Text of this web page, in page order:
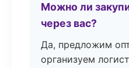
Можно ли
через вас?
Да, предложим
организуем